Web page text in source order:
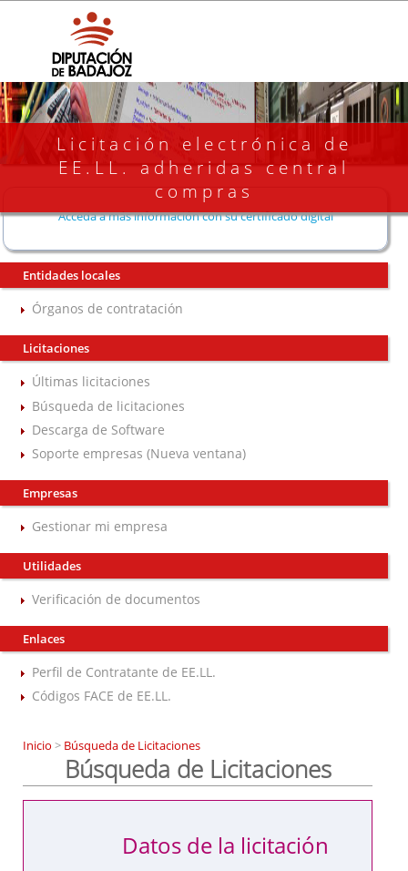
Licitación electrónica de
EE.LL. adheridas central
compras
Acceda a más información con su certificado digital
Entidades locales
Órganos de contratación
Licitaciones
Últimas licitaciones
Búsqueda de licitaciones
Descarga de Software
Soporte empresas (Nueva ventana)
Empresas
Gestionar mi empresa
Utilidades
Verificación de documentos
Enlaces
Perfil de Contratante de EE.LL.
Códigos FACE de EE.LL.
Inicio > Búsqueda de Licitaciones
Búsqueda de Licitaciones
Datos de la licitación